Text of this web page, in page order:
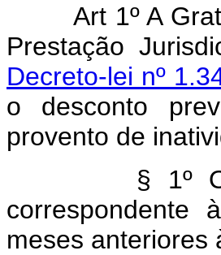
Art 1º A
Prestação
Decreto-lei nº
o desconto
provento de
§ 1º O
correspondente
meses anteriores